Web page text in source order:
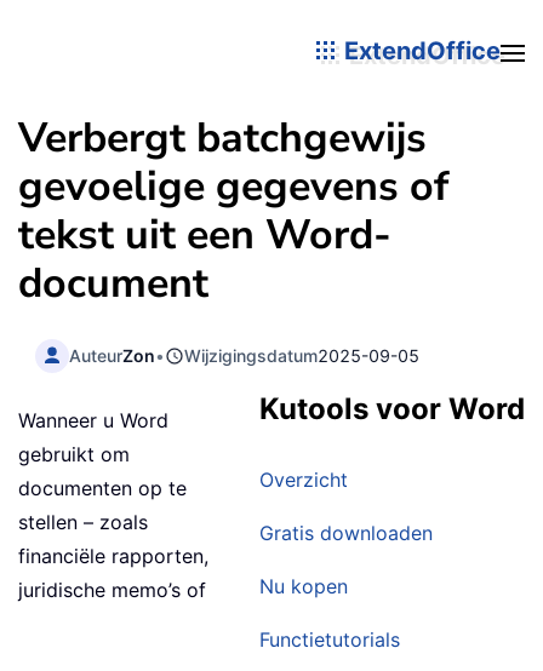
ExtendOffice
Verbergt batchgewijs
gevoelige gegevens of
tekst uit een Word-
document
AuteurZon• Wijzigingsdatum2025-09-05
Kutools voor Word
Overzicht
Gratis downloaden
Nu kopen
Functietutorials
Wanneer u Word
gebruikt om
documenten op te
stellen – zoals
financiële rapporten,
juridische memo’s of